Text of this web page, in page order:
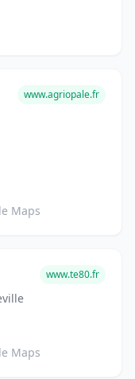
www.agriopale.fr
Maps
www.te80.fr
Maps